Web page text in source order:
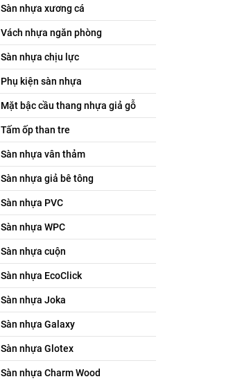
Sàn nhựa xương cá
Vách nhựa ngăn phòng
Sàn nhựa chịu lực
Phụ kiện sàn nhựa
Mặt bậc cầu thang nhựa giả gỗ
Tấm ốp than tre
Sàn nhựa vân thảm
Sàn nhựa giả bê tông
Sàn nhựa PVC
Sàn nhựa WPC
Sàn nhựa cuộn
Sàn nhựa EcoClick
Sàn nhựa Joka
Sàn nhựa Galaxy
Sàn nhựa Glotex
Sàn nhựa Charm Wood